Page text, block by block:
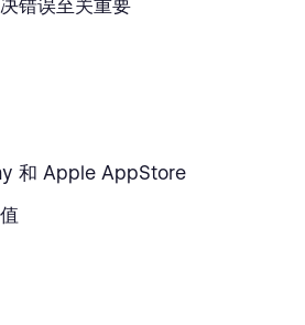
错误至关重要
和 Apple AppStore